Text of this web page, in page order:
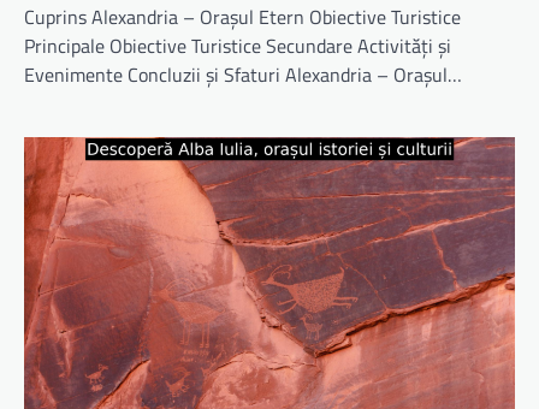
Cuprins Alexandria – Orașul Etern Obiective Turistice
Principale Obiective Turistice Secundare Activități și
Evenimente Concluzii și Sfaturi Alexandria – Orașul…